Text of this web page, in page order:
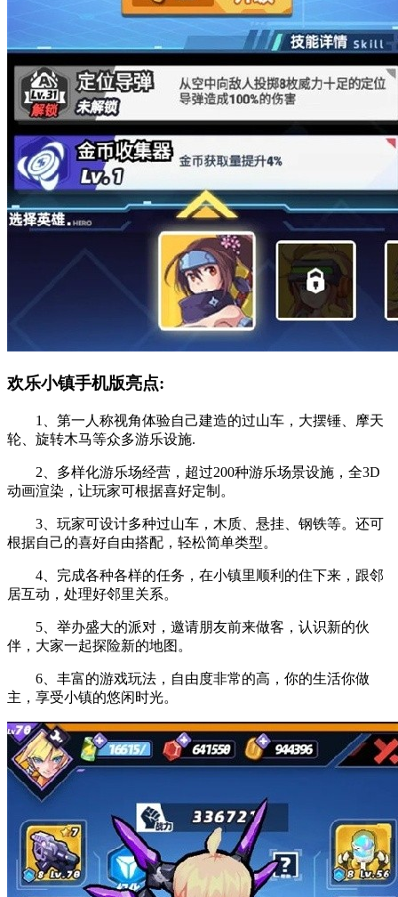
欢乐小镇手机版亮点:
1、第一人称视角体验自己建造的过山车，大摆锤、摩天
轮、旋转木马等众多游乐设施.
2、多样化游乐场经营，超过200种游乐场景设施，全3D
动画渲染，让玩家可根据喜好定制。
3、玩家可设计多种过山车，木质、悬挂、钢铁等。还可
根据自己的喜好自由搭配，轻松简单类型。
4、完成各种各样的任务，在小镇里顺利的住下来，跟邻
居互动，处理好邻里关系。
5、举办盛大的派对，邀请朋友前来做客，认识新的伙
伴，大家一起探险新的地图。
6、丰富的游戏玩法，自由度非常的高，你的生活你做
主，享受小镇的悠闲时光。